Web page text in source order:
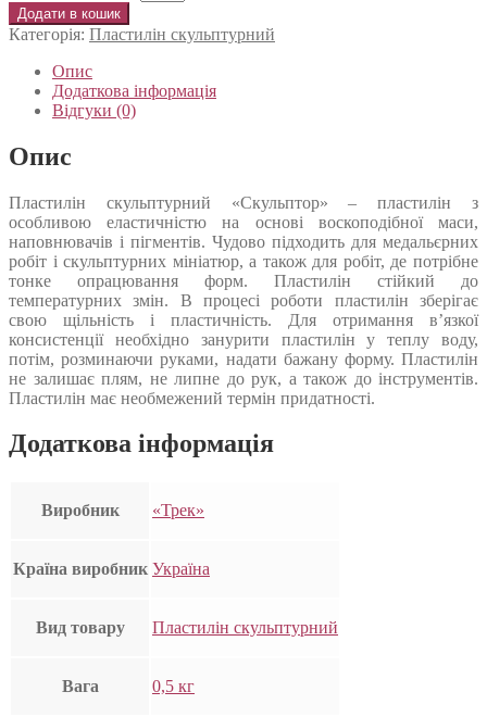
Додати в кошик
Категорія: Пластилін скульптурний
Опис
Додаткова інформація
Відгуки (0)
Опис
Пластилін скульптурний «Скульптор» – пластилін з
особливою еластичністю на основі воскоподібної маси,
наповнювачів і пігментів. Чудово підходить для медальєрних
робіт і скульптурних мініатюр, а також для робіт, де потрібне
тонке опрацювання форм. Пластилін стійкий до
температурних змін. В процесі роботи пластилін зберігає
свою щільність і пластичність. Для отримання в’язкої
консистенції необхідно занурити пластилін у теплу воду,
потім, розминаючи руками, надати бажану форму. Пластилін
не залишає плям, не липне до рук, а також до інструментів.
Пластилін має необмежений термін придатності.
Додаткова інформація
Виробник «Трек»
Країна виробник Україна
Вид товару Пластилін скульптурний
Вага 0,5 кг